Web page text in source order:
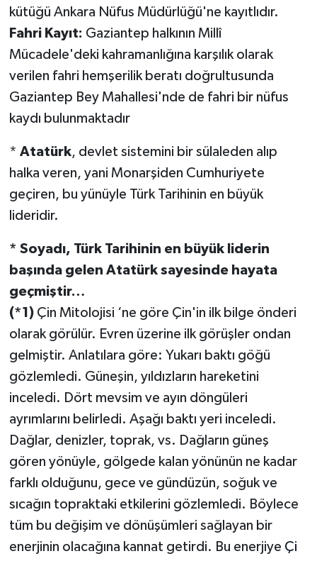
kütüğü Ankara Nüfus Müdürlüğü'ne kayıtlıdır.
Fahri Kayıt: Gaziantep halkının Millî
Mücadele'deki kahramanlığına karşılık olarak
verilen fahri hemşerilik beratı doğrultusunda
Gaziantep Bey Mahallesi'nde de fahri bir nüfus
kaydı bulunmaktadır
* Atatürk, devlet sistemini bir sülaleden alıp
halka veren, yani Monarşiden Cumhuriyete
geçiren, bu yünüyle Türk Tarihinin en büyük
lideridir.
* Soyadı, Türk Tarihinin en büyük liderin
başında gelen Atatürk sayesinde hayata
geçmiştir…
(*1)Çin Mitolojisi ‘ne göre Çin'in ilk bilge önderi
olarak görülür. Evren üzerine ilk görüşler ondan
gelmiştir. Anlatılara göre: Yukarı baktı göğü
gözlemledi. Güneşin, yıldızların hareketini
inceledi. Dört mevsim ve ayın döngüleri
ayrımlarını belirledi. Aşağı baktı yeri inceledi.
Dağlar, denizler, toprak, vs. Dağların güneş
gören yönüyle, gölgede kalan yönünün ne kadar
farklı olduğunu, gece ve gündüzün, soğuk ve
sıcağın topraktaki etkilerini gözlemledi. Böylece
tüm bu değişim ve dönüşümleri sağlayan bir
enerjinin olacağına kannat getirdi. Bu enerjiye Çi